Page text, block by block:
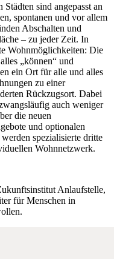
sind angepasst an
spontanen und vor allem
Abschalten und
– zu jeder Zeit. In
Wohnmöglichkeiten: Die
„können“ und
ein Ort für alle und alles
zu einer
Rückzugsort. Dabei
auch weniger
die neuen
und optionalen
spezialisierte dritte
Wohnnetzwerk.
Anlaufstelle,
für Menschen in